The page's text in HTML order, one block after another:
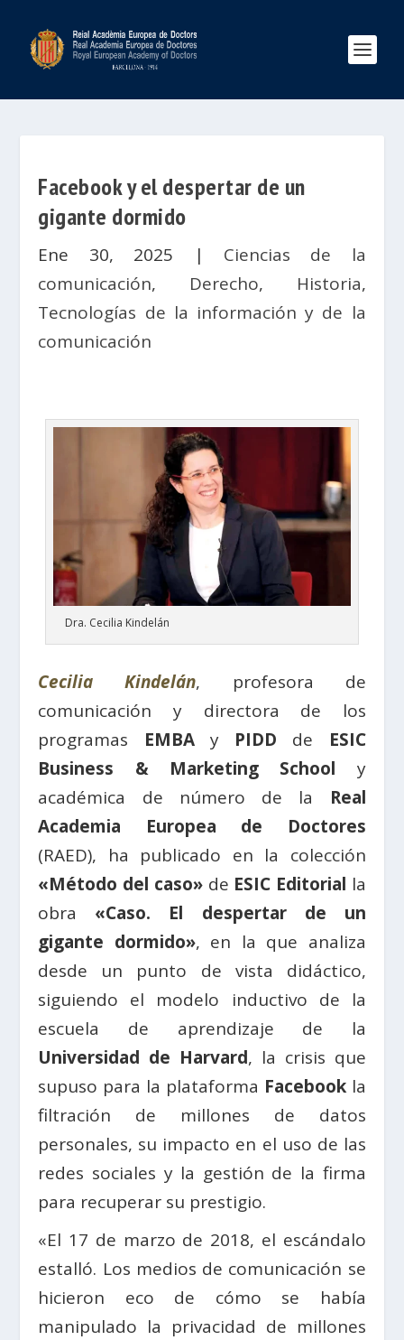
Facebook y el despertar de un
gigante dormido
Ene 30, 2025 | Ciencias de la
comunicación, Derecho, Historia,
Tecnologías de la información y de la
comunicación
Dra. Cecilia Kindelán
Cecilia Kindelán, profesora de
comunicación y directora de los
programas EMBAy PIDD de ESIC
Business & Marketing School y
académica de número de la Real
Academia Europea de Doctores
(RAED), ha publicado en la colección
«Método del caso»de ESIC Editorial la
obra «Caso. El despertar de un
gigante dormido», en la que analiza
desde un punto de vista didáctico,
siguiendo el modelo inductivo de la
escuela de aprendizaje de la
Universidad de Harvard, la crisis que
supuso para la plataforma Facebookla
filtración de millones de datos
personales, su impacto en el uso de las
redes sociales y la gestión de la firma
para recuperar su prestigio.
«El 17 de marzo de 2018, el escándalo
estalló. Los medios de comunicación se
hicieron eco de cómo se había
manipulado la privacidad de millones